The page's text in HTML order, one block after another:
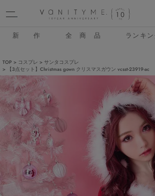
新 作 全 商 品 ランキン
TOP コスプレ
サンタコスプレ
【3点セット】Christmas gown クリスマスガウン vcsst-23919-ac